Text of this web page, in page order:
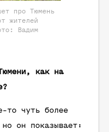
про Тюмень
жителей
Вадим
как на
то чуть более
он показывает: